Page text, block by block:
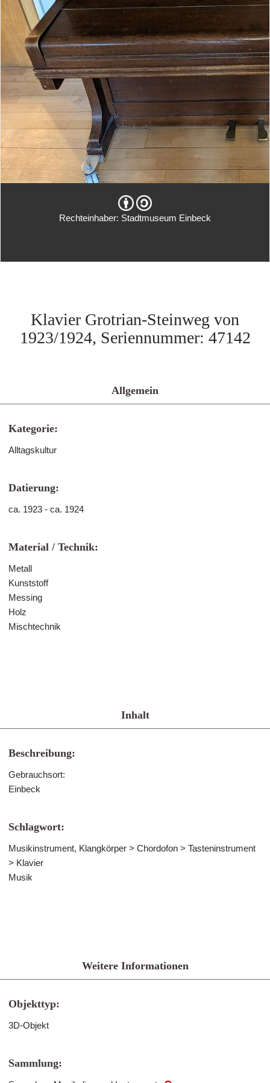
Rechteinhaber: Stadtmuseum Einbeck
Klavier Grotrian-Steinweg von
1923/1924, Seriennummer: 47142
Allgemein
Kategorie:
Alltagskultur
Datierung:
ca. 1923 - ca. 1924
Material / Technik:
Metall
Kunststoff
Messing
Holz
Mischtechnik
Inhalt
Beschreibung:
Gebrauchsort:
Einbeck
Schlagwort:
Musikinstrument, Klangkörper > Chordofon > Tasteninstrument
> Klavier
Musik
Weitere Informationen
Objekttyp:
3D-Objekt
Sammlung: